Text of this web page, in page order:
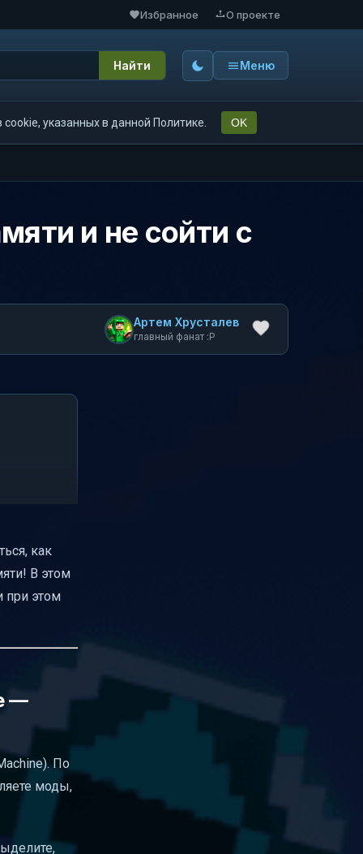
Избранное О проекте
Найти Меню
указанных в данной Политике. OK
и не сойти с
Артем Хрусталев
главный фанат :P
как
В этом
при этом
—
По
моды,